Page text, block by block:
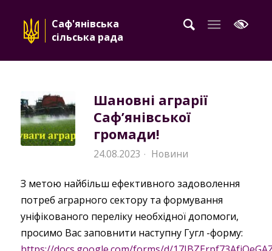
Саф'янівська
сільська рада
Шановні аграрії
Сафʼянівської
громади!
24.08.2023 · Новини
З метою найбільш ефективного задоволення
потреб аграрного сектору та формування
уніфікованого переліку необхідної допомоги,
просимо Вас заповнити наступну Гугл -форму: